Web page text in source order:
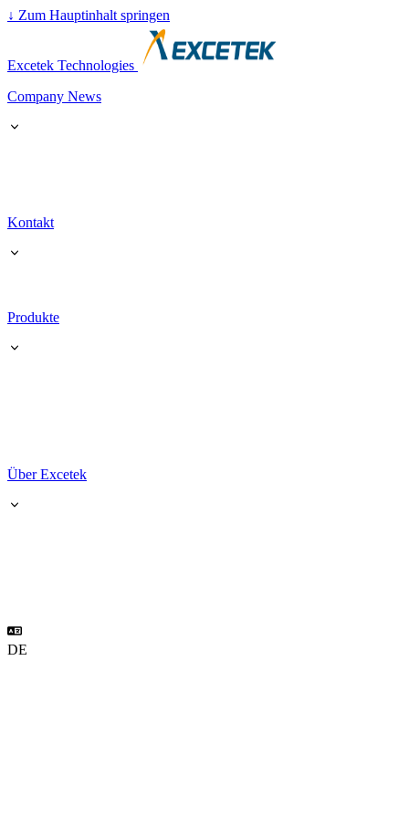
↓ Zum Hauptinhalt springen
Excetek Technologies
Company News
Kontakt
Produkte
Über Excetek
DE